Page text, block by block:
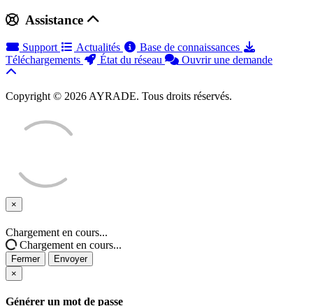
Assistance
Support Actualités
Base de connaissances
Téléchargements
État du réseau Ouvrir une demande
Copyright © 2026 AYRADE. Tous droits réservés.
×
Fermer
Chargement en cours...
Chargement en cours...
Fermer
Envoyer
×
Générer un mot de passe